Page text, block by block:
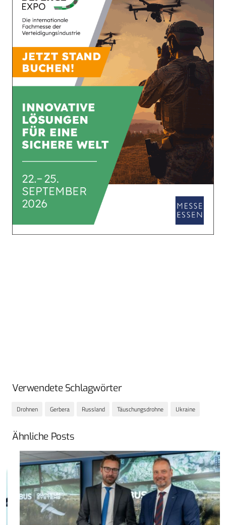
Verwendete Schlagwörter
Drohnen Gerbera Russland Täuschungsdrohne Ukraine
Ähnliche Posts